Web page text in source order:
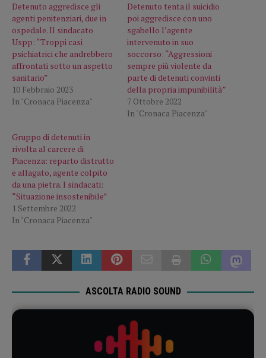
Detenuto aggredisce gli
agenti penitenziari, due in
ospedale. Il sindacato
Uspp: “Troppi casi
psichiatrici che andrebbero
affrontati sotto un aspetto
sanitario”
10 Febbraio 2023
In "Cronaca Piacenza"
Detenuto tenta il suicidio
poi aggredisce con uno
sgabello l’agente
intervenuto in suo
soccorso: “Aggressioni
sempre più violente da
parte di detenuti convinti
della propria impunibilità”
7 Ottobre 2022
In "Cronaca Piacenza"
Gruppo di detenuti in
rivolta al carcere di
Piacenza: reparto distrutto
e allagato, agente colpito
da una pietra. I sindacati:
“Situazione insostenibile”
1 Settembre 2022
In "Cronaca Piacenza"
ASCOLTA RADIO SOUND